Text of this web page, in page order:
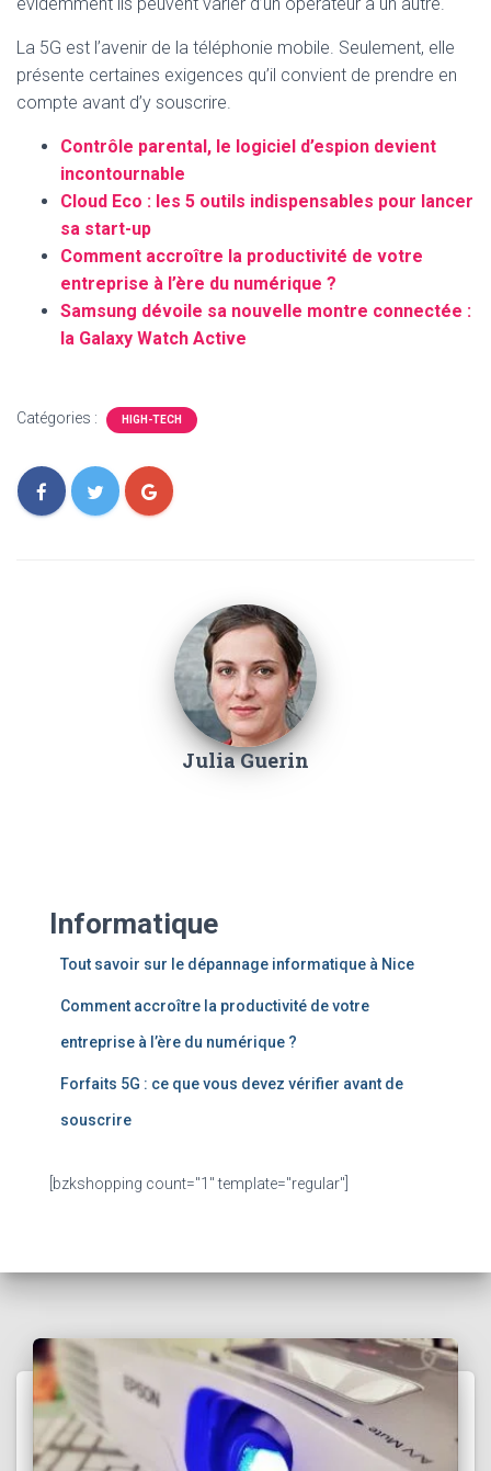
évidemment ils peuvent varier d’un opérateur à un autre.
La 5G est l’avenir de la téléphonie mobile. Seulement, elle
présente certaines exigences qu’il convient de prendre en
compte avant d’y souscrire.
Contrôle parental, le logiciel d’espion devient
incontournable
Cloud Eco : les 5 outils indispensables pour lancer
sa start-up
Comment accroître la productivité de votre
entreprise à l’ère du numérique ?
Samsung dévoile sa nouvelle montre connectée :
la Galaxy Watch Active
Catégories : HIGH-TECH
Julia Guerin
Informatique
Tout savoir sur le dépannage informatique à Nice
Comment accroître la productivité de votre
entreprise à l’ère du numérique ?
Forfaits 5G : ce que vous devez vérifier avant de
souscrire
[bzkshopping count="1" template="regular"]